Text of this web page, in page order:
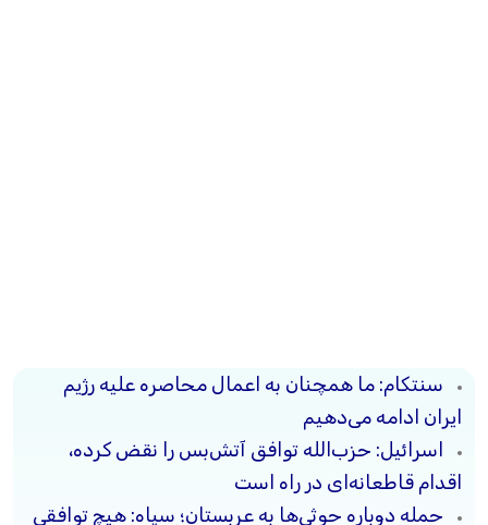
سنتکام: ما همچنان به اعمال محاصره علیه رژیم
ایران ادامه می‌دهیم
اسرائیل: حزب‌الله توافق آتش‌بس را نقض کرده،
اقدام قاطعانه‌ای در راه است
حمله دوباره حوثی‌ها به عربستان؛ سپاه: هیچ توافقی